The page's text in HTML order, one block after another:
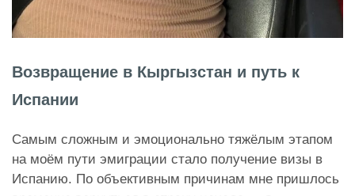
Возвращение в Кыргызстан и путь к
Испании
Самым сложным и эмоционально тяжёлым этапом
на моём пути эмиграции стало получение визы в
Испанию. По объективным причинам мне пришлось